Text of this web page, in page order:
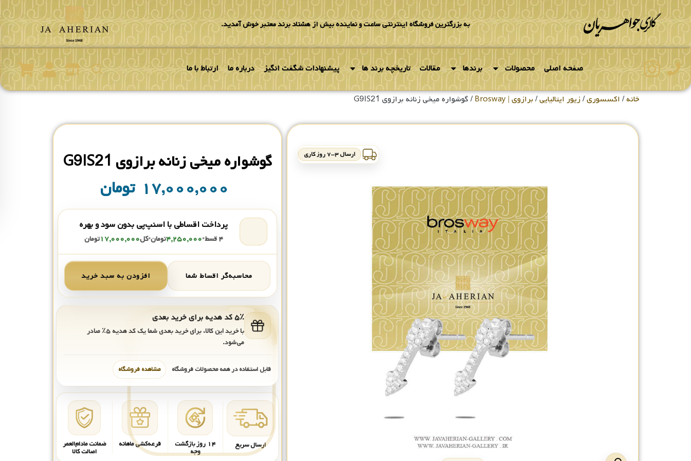
به بزرگترین فروشگاه اینترنتی ساعت و نماینده بیش از هشتاد برند معتبر خوش آمدید.
صفحه اصلی محصولات برندها مقالات تاریخچه برند ها پیشنهادات شگفت انگیز درباره ما ارتباط با ما
خانه/ اکسسوری/زیور ایتالیایی/برازوی | Brosway / گوشواره میخی زنانه برازوی G9IS21
ارسال ۳-۷ روز کاری گوشواره میخی زنانه برازوی G9IS21
۱۷,۰۰۰,۰۰۰ تومان
پرداخت اقساطی با اسنپ‌پی بدون سود و بهره
۴ قسط •۴,۲۵۰,۰۰۰تومان•کل۱۷,۰۰۰,۰۰۰تومان
محاسبه‌گر اقساط شما افزودن به سبد خرید
۵٪ کد هدیه برای خرید بعدی
با خرید این کالا، برای خرید بعدی شما یک کد هدیه۵٪ صادر
می‌شود.
قابل استفاده در همه محصولات فروشگاه مشاهده فروشگاه
ارسال سریع ۱۴ روز بازگشت
وجه
قرعه‌کشی ماهانه ضمانت مادام‌العمر
اصالت کالا